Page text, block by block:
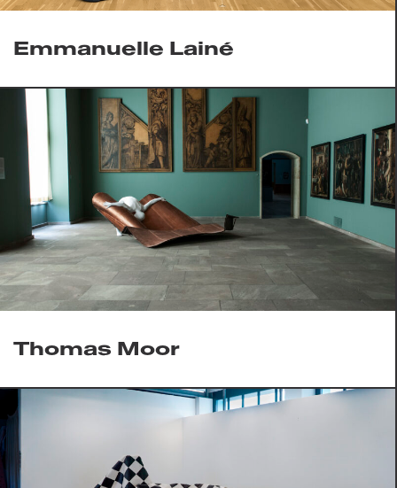
Emmanuelle Lainé
Thomas Moor